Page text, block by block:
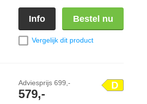
Info Bestel nu
Vergelijk dit product
D
Adviesprijs 699,-
579,-